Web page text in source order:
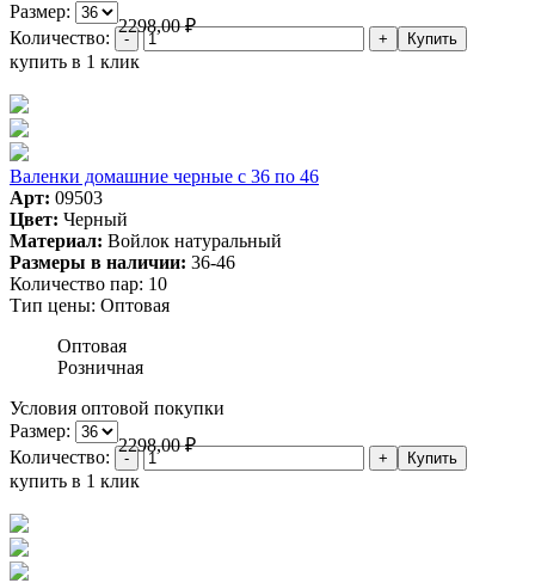
Размер:
2298,00₽
Количество:
купить в 1 клик
Валенки домашние черные с 36 по 46
Арт: 09503
Цвет: Черный
Материал: Войлок натуральный
Размеры в наличии: 36-46
Количество пар: 10
Тип цены: Оптовая
Оптовая
Розничная
Условия оптовой покупки
Размер:
2298,00₽
Количество:
купить в 1 клик